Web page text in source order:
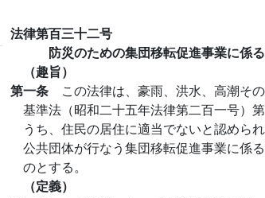
法律第百三十二号
防災のための集団移転促進事業に係
（趣旨）
第一条 この法律は、豪雨、洪水、高潮そ
基準法（昭和二十五年法律第二百一号）
うち、住民の居住に適当でないと認めら
公共団体が行なう集団移転促進事業に係
のとする。
（定義）